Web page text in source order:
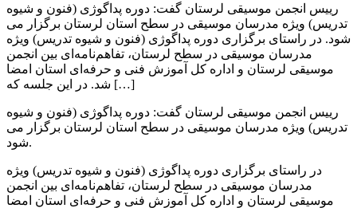
رییس انجمن موسیقی لرستان گفت: دوره پداگوژی (فنون و شیوه
تدریس) ویژه مدرسان موسیقی در سطح استان لرستان برگزار می
شود. در راستای برگزاری دوره پداگوژی (فنون و شیوه تدریس) ویژه
مدرسان موسیقی در سطح لرستان، تفاهم‌نامه‌ای بین انجمن
موسیقی لرستان و اداره کل آموزش فنی و حرفه‌ای استان امضا
شد. در این جلسه که […]
رییس انجمن موسیقی لرستان گفت: دوره پداگوژی (فنون و شیوه
تدریس) ویژه مدرسان موسیقی در سطح استان لرستان برگزار می
شود.
در راستای برگزاری دوره پداگوژی (فنون و شیوه تدریس) ویژه
مدرسان موسیقی در سطح لرستان، تفاهم‌نامه‌ای بین انجمن
موسیقی لرستان و اداره کل آموزش فنی و حرفه‌ای استان امضا